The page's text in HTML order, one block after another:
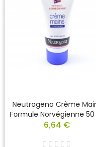
Neutrogena Crème
Formule Norvégienne 50
6,64 €